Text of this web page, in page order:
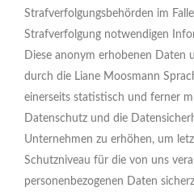
Strafverfolgungsbehörden im
Strafverfolgung notwendigen
Diese anonym erhobenen Daten
durch die Liane Moosmann
einerseits statistisch und ferner
Datenschutz und die
Unternehmen zu erhöhen, um
Schutzniveau für die von uns
personenbezogenen Daten